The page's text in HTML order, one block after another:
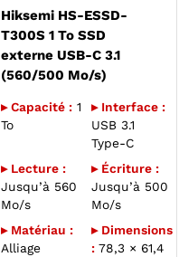
Hiksemi HS-ESSD-
T300S 1 To SSD
externe USB-C 3.1
(560/500 Mo/s)
▸ Capacité : 1
To
▸ Interface :
USB 3.1
Type-C
▸ Lecture :
Jusqu’à 560
Mo/s
▸ Écriture :
Jusqu’à 500
Mo/s
▸ Matériau :
Alliage
▸ Dimensions
: 78,3 × 61,4